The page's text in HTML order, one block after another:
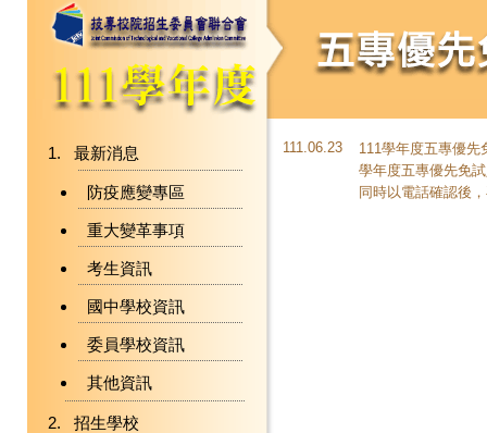
最新消息
防疫應變專區
重大變革事項
考生資訊
國中學校資訊
委員學校資訊
其他資訊
招生學校
111.06.23
111學年度五專優
學年度五專優先免
同時以電話確認後